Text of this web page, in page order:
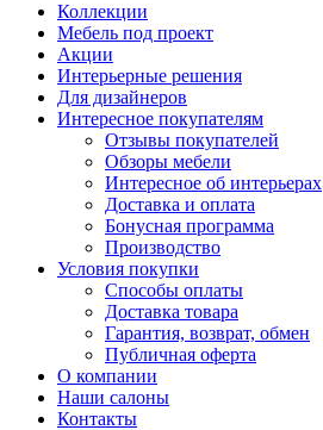
Коллекции
Мебель под проект
Акции
Интерьерные решения
Для дизайнеров
Интересное покупателям
Отзывы покупателей
Обзоры мебели
Интересное об интерьерах
Доставка и оплата
Бонусная программа
Производство
Условия покупки
Способы оплаты
Доставка товара
Гарантия, возврат, обмен
Публичная оферта
О компании
Наши салоны
Контакты